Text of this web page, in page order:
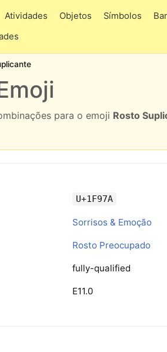
Atividades Objetos Símbolos
para o emoji Rosto
U+1F97A
Sorrisos & Emoção
Rosto Preocupado
fully-qualified
E11.0